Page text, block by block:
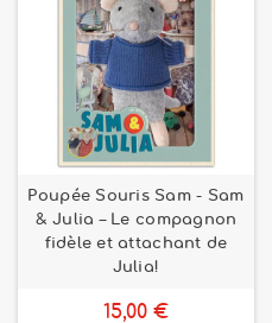
Poupée Souris Sam - Sam
& Julia – Le compagnon
fidèle et attachant de
Julia!
15,00 €